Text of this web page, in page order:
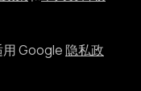
用 Google隐私政